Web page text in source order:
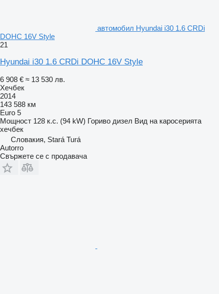
автомобил Hyundai i30 1.6 CRDi
DOHC 16V Style
21
Hyundai i30 1.6 CRDi DOHC 16V Style
6 908 € ≈ 13 530 лв.
Хечбек
2014
143 588 км
Euro 5
Мощност 128 к.с. (94 kW) Гориво дизел Вид на каросерията
хечбек
Словакия, Stará Turá
Autorro
Свържете се с продавача